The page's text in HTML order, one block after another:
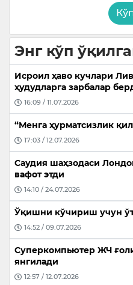
Энг кўп
Исроил ҳаво кучлари
ҳудудларга зарбалар
16:09 / 11.07.2026
“Менга ҳурматсизлик
17:03 / 12.07.2026
Саудия шаҳзодаси
вафот этди
14:10 / 24.07.2026
Ўқишни кўчириш учун
14:52 / 09.07.2026
Суперкомпьютер ЖЧ
янгилади
12:57 / 12.07.2026